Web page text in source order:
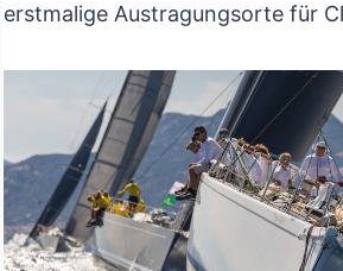
erstmalige Austragungsorte für